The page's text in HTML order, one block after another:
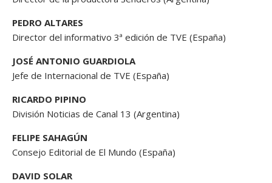
PEDRO ALTARES
Director del informativo 3ª edición de TVE (España)
JOSÉ ANTONIO GUARDIOLA
Jefe de Internacional de TVE (España)
RICARDO PIPINO
División Noticias de Canal 13 (Argentina)
FELIPE SAHAGÚN
Consejo Editorial de El Mundo (España)
DAVID SOLAR